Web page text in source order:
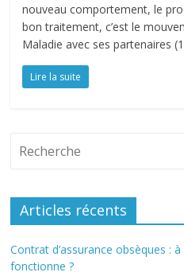
nouveau comportement, le
bon traitement, c’est le
Maladie avec ses partenaires
Lire la suite
Articles récents
Contrat d’assurance obsèques :
fonctionne ?